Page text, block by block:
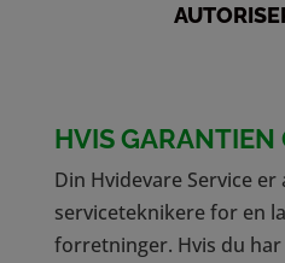
HVIS
Din Hvidevare Service
serviceteknikere for en
forretninger. Hvis du